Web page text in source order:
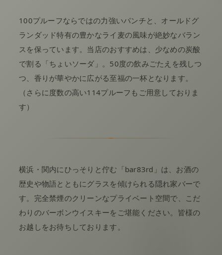
100プルーフならではの力強いパンチと、オールドグ
ランダッド特有の豊かなライ麦の風味が絶妙なバラン
スを保っています。当店のおすすめは、少なめの炭酸
で割る「ちょいソーダ」。50度の飲みごたえを残しつ
つ、香りが華やかに広がる至福の一杯となります。
（さらに度数の高い114プルーフもご用意しておりま
す）
横浜・関内にひっそりと佇む「bar83rd」は、お酒の
歴史や物語とともにグラスを傾けられる隠れ家バーで
す。完全禁煙のクリーンなプライベート空間で、こだ
わりのバーボンウイスキーをご堪能ください。皆様の
お越しをお待ちしております。